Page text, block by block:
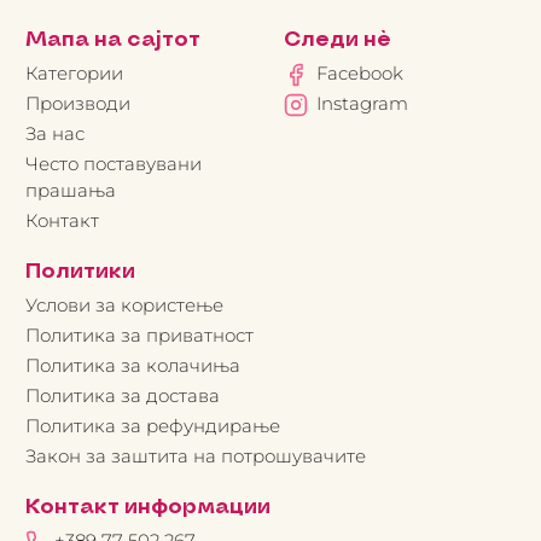
Мапа на сајтот
Категории
Производи
За нас
Често поставувани
прашања
Контакт
Политики
Услови за користење
Политика за приватност
Политика за колачиња
Политика за достава
Политика за рефундирање
Закон за заштита на потрошувачите
Контакт информации
Следи нè
Facebook
Instagram